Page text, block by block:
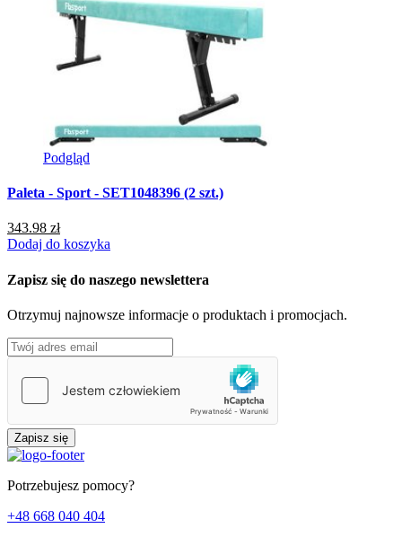
Podgląd
Paleta - Sport - SET1048396 (2 szt.)
343.98 zł
Dodaj do koszyka
Zapisz się do naszego newslettera
Otrzymuj najnowsze informacje o produktach i promocjach.
Zapisz się
Potrzebujesz pomocy?
+48 668 040 404